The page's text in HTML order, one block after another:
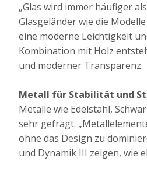
„Glas wird immer häufiger
Glasgeländer wie die
eine moderne Leichtigkeit
Kombination mit Holz
und moderner Transparenz.
Metall für Stabilität und
Metalle wie Edelstahl,
sehr gefragt.
ohne das Design zu
und Dynamik III zeigen, wie